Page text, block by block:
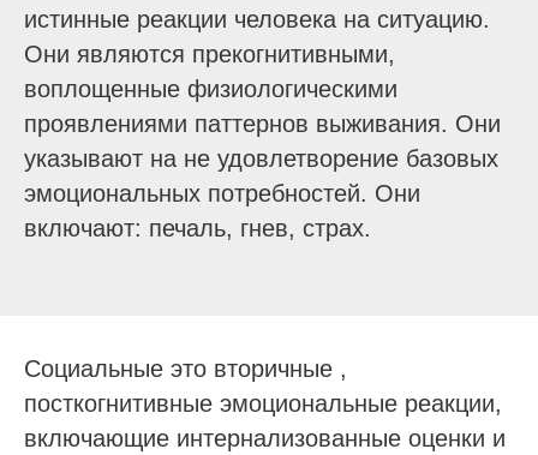
истинные реакции человека на ситуацию.
Они являются прекогнитивными,
воплощенные физиологическими
проявлениями паттернов выживания. Они
указывают на не удовлетворение базовых
эмоциональных потребностей. Они
включают: печаль, гнев, страх.
Социальные это вторичные ,
посткогнитивные эмоциональные реакции,
включающие интернализованные оценки и